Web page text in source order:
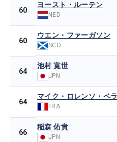
60
ヨースト・ルーテン
NED
60
ウエン・ファーガソン
SCO
64
池村 寛世
JPN
64
マイク・ロレンソ・ベラ
FRA
66
稲森 佑貴
JPN